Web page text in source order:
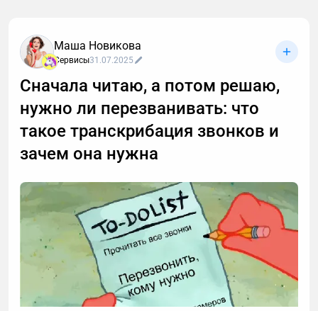
Маша Новикова
Сервисы31.07.2025
Сначала читаю, а потом решаю,
нужно ли перезванивать: что
такое транскрибация звонков и
зачем она нужна